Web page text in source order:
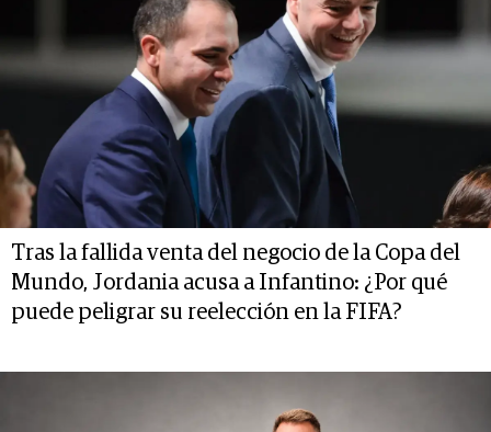
Tras la fallida venta del negocio de la Copa del
Mundo, Jordania acusa a Infantino: ¿Por qué
puede peligrar su reelección en la FIFA?